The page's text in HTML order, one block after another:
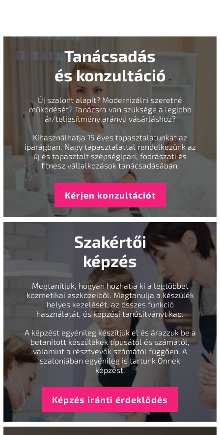
Tanácsadás
és konzultáció
Új szalont alapít? Modernizálni szeretné
működését? Tanácsra van szüksége a legjobb
ár/teljesítmény arányú vásárláshoz?
Kihasználhatja 15 éves tapasztalatunkat az
iparágban. Nagy tapasztalattal rendelkezünk az
új és tapasztalt szépségipari, fodrászati és
fitnesz vállalkozások tanácsadásában.
Kérjen konzultációt
Szakértői
képzés
Megtanítjuk, hogyan hozhatja ki a legtöbbet
kozmetikai eszközeiből. Megtanulja a készülék
helyes kezelését, az összes funkció
használatát, és képzési tanúsítványt kap.
A képzést egyénileg készítjük el és árazzuk be a
betanított készülékek típusától és számától,
valamint a résztvevők számától függően. A
szalonjában egyénileg is tartunk Önnek
képzést.
Képzés iránti érdeklődés